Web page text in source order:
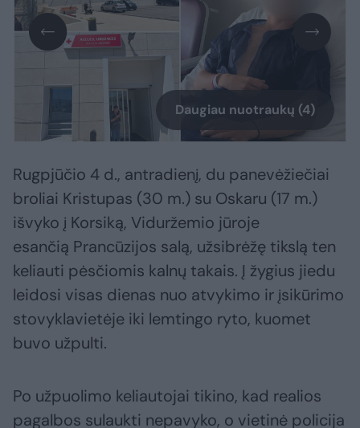
Daugiau nuotraukų (4)
Rugpjūčio 4 d., antradienį, du panevėžiečiai
broliai Kristupas (30 m.) su Oskaru (17 m.)
išvyko į Korsiką, Viduržemio jūroje
esančią Prancūzijos salą, užsibrėžę tikslą ten
keliauti pėsčiomis kalnų takais. Į žygius jiedu
leidosi visas dienas nuo atvykimo ir įsikūrimo
stovyklavietėje iki lemtingo ryto, kuomet
buvo užpulti.
Po užpuolimo keliautojai tikino, kad realios
pagalbos sulaukti nepavyko, o vietinė policija